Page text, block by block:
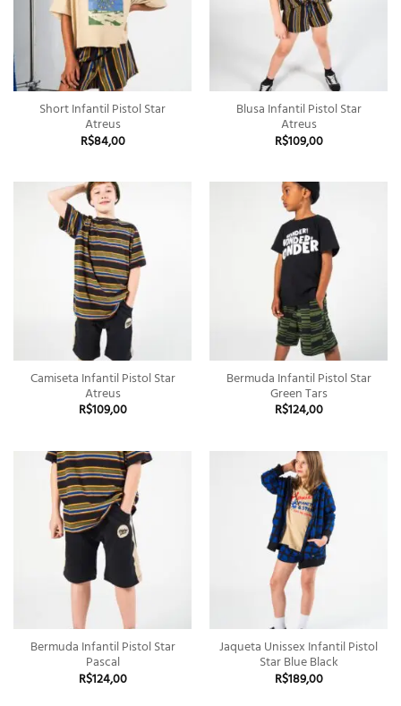
Short Infantil Pistol Star
Atreus
R$84,00
Blusa Infantil Pistol Star
Atreus
R$109,00
Camiseta Infantil Pistol Star
Atreus
R$109,00
Bermuda Infantil Pistol Star
Green Tars
R$124,00
Bermuda Infantil Pistol Star
Pascal
R$124,00
Jaqueta Unissex Infantil Pistol
Star Blue Black
R$189,00